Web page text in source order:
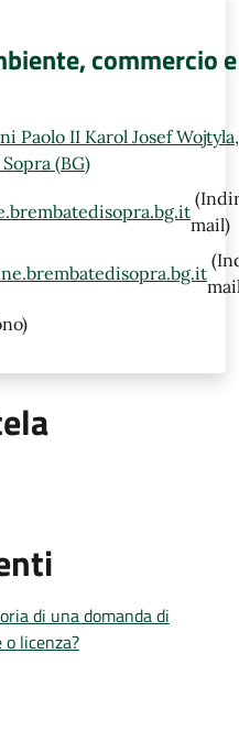
commercio e
Paolo II Karol Josef
(BG)
mail)
di una domanda di
licenza?